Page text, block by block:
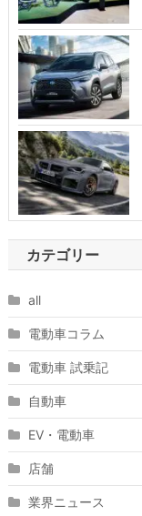
カテゴリー
all
電動車コラム
電動車 試乗記
自動車
EV・電動車
店舗
業界ニュース